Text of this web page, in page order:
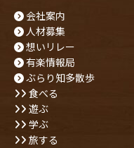
会社案内
人材募集
想いリレー
有楽情報局
ぶらり知多散歩
食べる
遊ぶ
学ぶ
旅する